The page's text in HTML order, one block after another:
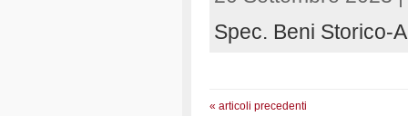
Spec. Beni Storico-
« articoli precedenti